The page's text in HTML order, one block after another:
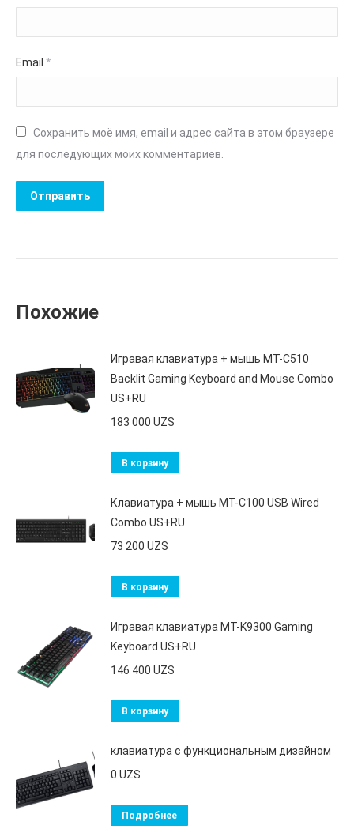
Email *
Сохранить моё имя, email и адрес сайта в этом браузере
для последующих моих комментариев.
Похожие
Игравая клавиатура + мышь MT-C510
Backlit Gaming Keyboard and Mouse Combo
US+RU
183 000 UZS
В корзину
Клавиатура + мышь MT-C100 USB Wired
Combo US+RU
73 200 UZS
В корзину
Игравая клавиатура MT-K9300 Gaming
Keyboard US+RU
146 400 UZS
В корзину
клавиатура с функциональным дизайном
0 UZS
Подробнее